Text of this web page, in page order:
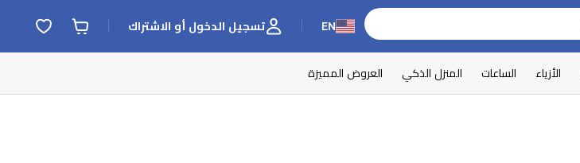
EN تسجيل الدخول أو الاشتراك
الأزياء الساعات المنزل الذكي العروض المميزة